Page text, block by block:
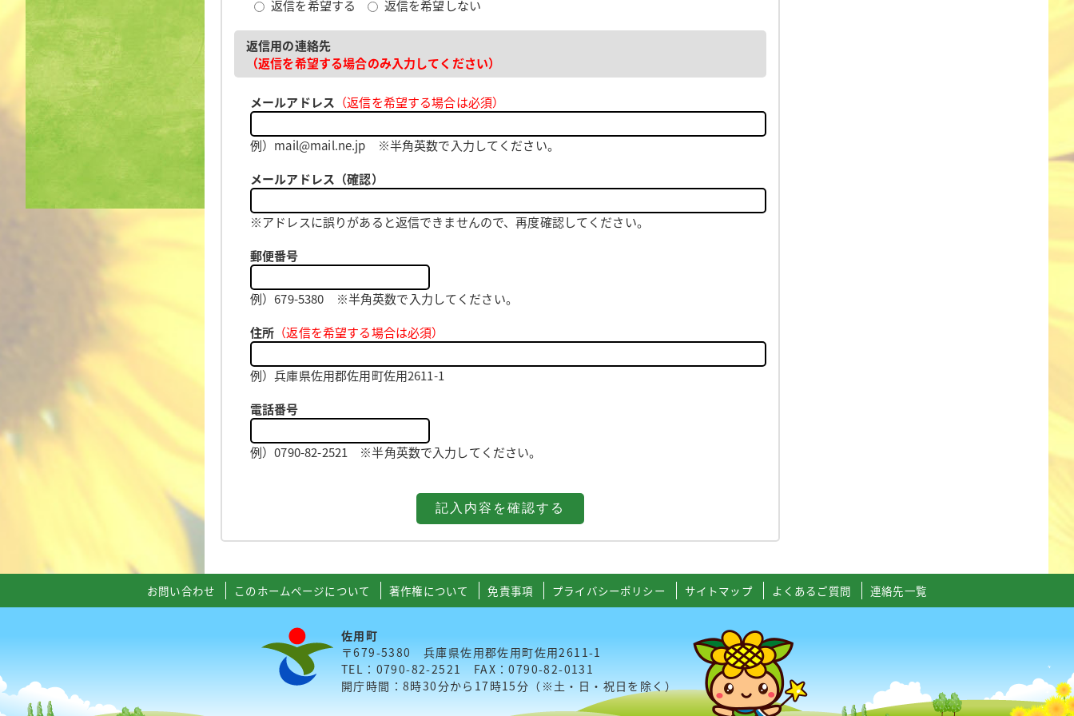
返信を希望する 返信を希望しない
返信用の連絡先
（返信を希望する場合のみ入力してください）
メールアドレス （返信を希望する場合は必須）
例）mail@mail.ne.jp ※半角英数で入力してください。
メールアドレス（確認）
※アドレスに誤りがあると返信できませんので、再度確認してください。
郵便番号
例）679-5380 ※半角英数で入力してください。
住所 （返信を希望する場合は必須）
例）兵庫県佐用郡佐用町佐用2611-1
電話番号
例）0790-82-2521 ※半角英数で入力してください。
お問い合わせ このホームページについて 著作権について 免責事項 プライバシーポリシー サイトマップ よくあるご質問 連絡先一覧
佐用町
〒679-5380 兵庫県佐用郡佐用町佐用2611-1
TEL：0790-82-2521 FAX：0790-82-0131
開庁時間：8時30分から17時15分（※土・日・祝日を除く）